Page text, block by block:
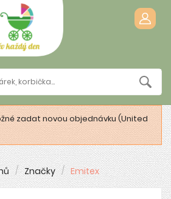
zadat novou objednávku (United
Značky Emitex